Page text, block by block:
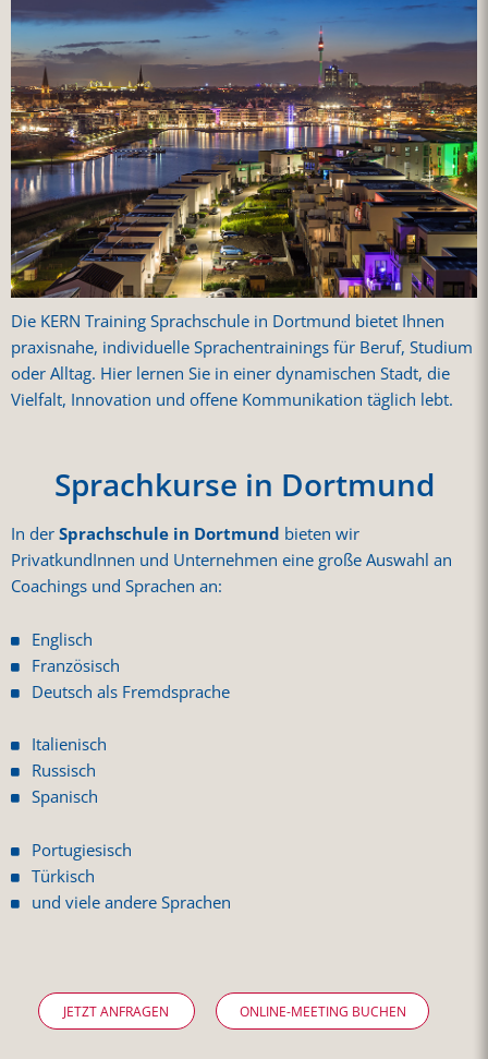
Die KERN Training Sprachschule in Dortmund bietet Ihnen
praxisnahe, individuelle Sprachentrainings für Beruf, Studium
oder Alltag. Hier lernen Sie in einer dynamischen Stadt, die
Vielfalt, Innovation und offene Kommunikation täglich lebt.
Sprachkurse in Dortmund
In derSprachschule in Dortmund bieten wir
PrivatkundInnen und Unternehmen eine große Auswahl an
Coachings und Sprachen an:
Englisch
Französisch
Deutsch als Fremdsprache
Italienisch
Russisch
Spanisch
Portugiesisch
Türkisch
und viele andere Sprachen
JETZT ANFRAGEN ONLINE-MEETING BUCHEN